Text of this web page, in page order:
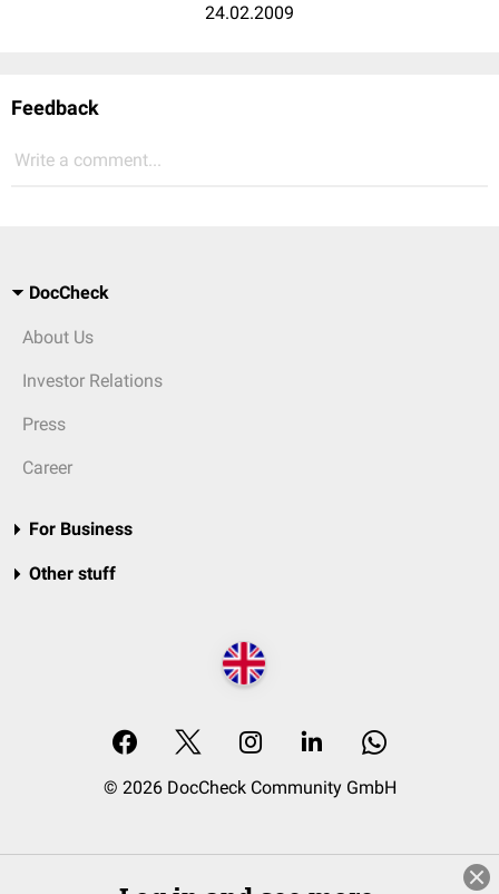
24.02.2009
Feedback
Write a comment...
DocCheck
About Us
Investor Relations
Press
Career
For Business
Other stuff
© 2026 DocCheck Community GmbH